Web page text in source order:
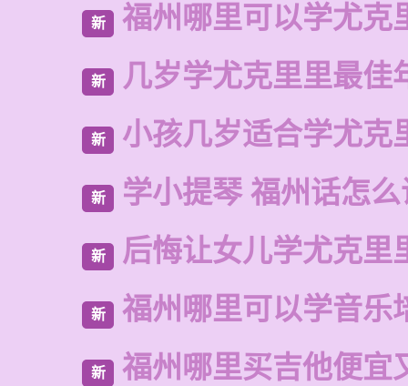
新 福州哪里可以学尤克
新 几岁学尤克里里最佳
新 小孩几岁适合学尤克
新 学小提琴 福州话怎
新 后悔让女儿学尤克里
新 福州哪里可以学音乐
新 福州哪里买吉他便宜